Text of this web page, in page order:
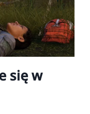
się w